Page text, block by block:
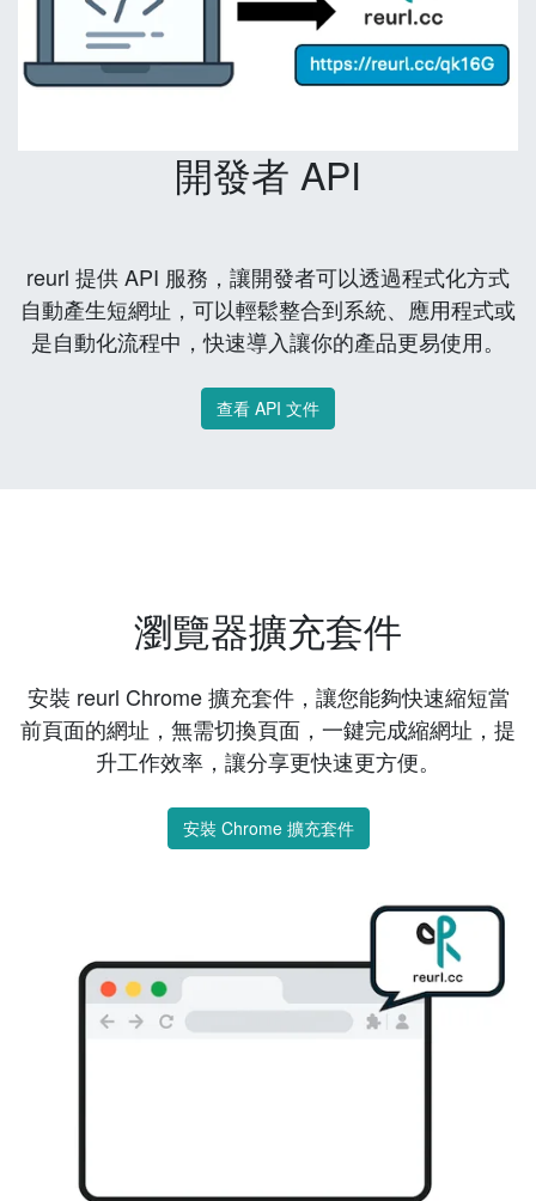
開發者 API
reurl 提供 API 服務，讓開發者可以透過程式化方式
自動產生短網址，可以輕鬆整合到系統、應用程式或
是自動化流程中，快速導入讓你的產品更易使用。
查看 API 文件
瀏覽器擴充套件
安裝 reurl Chrome 擴充套件，讓您能夠快速縮短當
前頁面的網址，無需切換頁面，一鍵完成縮網址，提
升工作效率，讓分享更快速更方便。
安裝 Chrome 擴充套件